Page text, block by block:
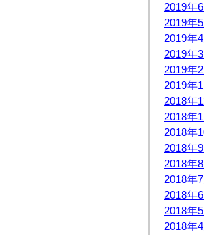
2019年6
2019年5
2019年4
2019年3
2019年2
2019年1
2018年
2018年
2018年
2018年9
2018年8
2018年7
2018年6
2018年5
2018年4